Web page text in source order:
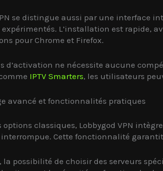
se distingue aussi par une interface
L’installation est rapide,
pour Chrome et Firefox.
d’activation ne nécessite aucune
IPTV Smarters, les utilisateurs
avancé et fonctionnalités pratiques
options classiques, Lobbygod VPN
Cette fonctionnalité
la possibilité de choisir des serveurs